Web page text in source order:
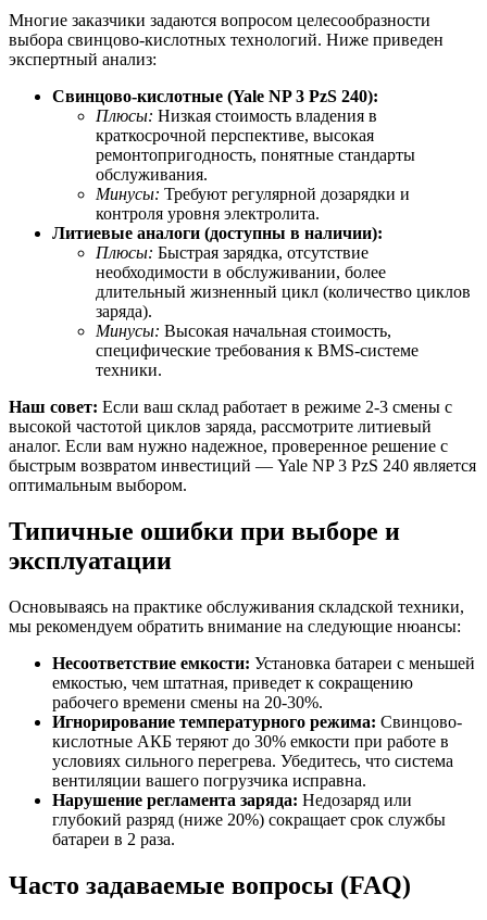
Многие заказчики задаются вопросом целесообразности
выбора свинцово-кислотных технологий. Ниже приведен
экспертный анализ:
Свинцово-кислотные (Yale NP 3 PzS 240):
Плюсы: Низкая стоимость владения в
краткосрочной перспективе, высокая
ремонтопригодность, понятные стандарты
обслуживания.
Минусы: Требуют регулярной дозарядки и
контроля уровня электролита.
Литиевые аналоги (доступны в наличии):
Плюсы: Быстрая зарядка, отсутствие
необходимости в обслуживании, более
длительный жизненный цикл (количество циклов
заряда).
Минусы: Высокая начальная стоимость,
специфические требования к BMS-системе
техники.
Наш совет: Если ваш склад работает в режиме 2-3 смены с
высокой частотой циклов заряда, рассмотрите литиевый
аналог. Если вам нужно надежное, проверенное решение с
быстрым возвратом инвестиций — Yale NP 3 PzS 240 является
оптимальным выбором.
Типичные ошибки при выборе и
эксплуатации
Основываясь на практике обслуживания складской техники,
мы рекомендуем обратить внимание на следующие нюансы:
Несоответствие емкости: Установка батареи с меньшей
емкостью, чем штатная, приведет к сокращению
рабочего времени смены на 20-30%.
Игнорирование температурного режима: Свинцово-
кислотные АКБ теряют до 30% емкости при работе в
условиях сильного перегрева. Убедитесь, что система
вентиляции вашего погрузчика исправна.
Нарушение регламента заряда: Недозаряд или
глубокий разряд (ниже 20%) сокращает срок службы
батареи в 2 раза.
Часто задаваемые вопросы (FAQ)